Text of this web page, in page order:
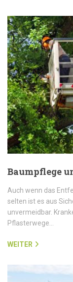
Baumpflege
Auch wenn das
selten ist es aus
unvermeidbar.
Pflasterwege…
WEITER